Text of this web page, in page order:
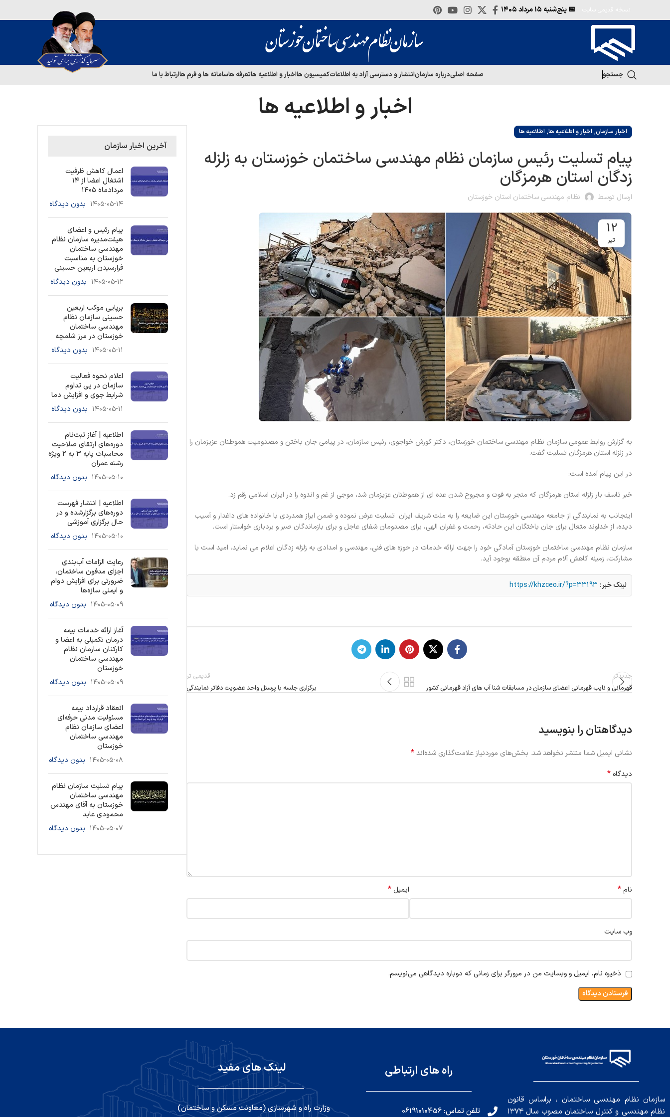
📅 پنج‌شنبه
جستجو صفحه اصلیدرباره سازمانانتشار و دسترسی آزاد به اطلاعاتکمیسیون هااخبار و اطلاعیه هاتعرفه هاسامانه ها و فرم هاارتباط با ما
اخبار و اطلاعیه ها
اخبار سازمان, اخبار و اطلاعیه ها, اطلاعیه ها
پیام تسلیت رئیس سازمان نظام مهندسی ساختمان خوزستان به زلزله
زدگان استان هرمزگان
ارسال توسط نظام مهندسی ساختمان استان خوزستان
12
تیر
به گزارش روابط عمومی سازمان نظام مهندسی ساختمان خوزستان، دکتر کورش خواجوی، رئیس سازمان، در پیامی جان باختن و مصدومیت هموطنان عزیزمان را
در زلزله استان هرمزگان تسلیت گفت.
در این پیام آمده است:
خبر تاسف بار زلزله استان هرمزگان که منجر به فوت و مجروح شدن عده ای از هموطنان عزیزمان شد، موجی از غم و اندوه را در ایران اسلامی رقم زد.
اینجانب به نمایندگی از جامعه مهندسی خوزستان این ضایعه را به ملت شریف ایران تسلیت عرض نموده و ضمن ابراز همدردی با خانواده های داغدار و آسیب
دیده، از خداوند متعال برای جان باختگان این حادثه، رحمت و غفران الهی، برای مصدومان شفای عاجل و برای بازماندگان صبر و بردباری خواستار است.
سازمان نظام مهندسی ساختمان خوزستان آمادگی خود را جهت ارائه خدمات در حوزه های فنی، مهندسی و امدادی به زلزله زدگان اعلام می نماید، امید است با
مشارکت، زمینه کاهش آلام مردم آن منطقه بوجود آید.
لینک خبر: https://khzceo.ir/?p=33193
جدیدتر
قهرمانی و نایب قهرمانی اعضای سازمان در مسابقات شنا آب های آزاد قهرمانی کشور
قدیمی تر
برگزاری جلسه با پرسنل واحد عضویت دفاتر نمایندگی
دیدگاهتان را بنویسید
نشانی ایمیل شما منتشر نخواهد شد. بخش‌های موردنیاز علامت‌گذاری شده‌اند*
دیدگاه *
نام* ایمیل *
وب‌ سایت
ذخیره نام، ایمیل و وبسایت من در مرورگر برای زمانی که دوباره دیدگاهی می‌نویسم.
آخرین اخبار سازمان
اعمال کاهش ظرفیت
اشتغال اعضا از ۱۴
مردادماه ۱۴۰۵
۱۴۰۵-۰۵-۱۴ بدون دیدگاه
پیام رئیس و اعضای
هیئت‌مدیره سازمان نظام
مهندسی ساختمان
خوزستان به مناسبت
فرارسیدن اربعین حسینی
۱۴۰۵-۰۵-۱۲ بدون دیدگاه
برپایی موکب اربعین
حسینی سازمان نظام
مهندسی ساختمان
خوزستان در مرز شلمچه
۱۴۰۵-۰۵-۱۱ بدون دیدگاه
اعلام نحوه فعالیت
سازمان در پی تداوم
شرایط جوی و افزایش دما
۱۴۰۵-۰۵-۱۱ بدون دیدگاه
اطلاعیه | آغاز ثبت‌نام
دوره‌های ارتقای صلاحیت
محاسبات پایه 3 به ۲ ویژه
رشته عمران
۱۴۰۵-۰۵-۱۰ بدون دیدگاه
اطلاعیه | انتشار فهرست
دوره‌های برگزارشده و در
حال برگزاری آموزشی
۱۴۰۵-۰۵-۱۰ بدون دیدگاه
رعایت الزامات آب‌بندی
اجزای مدفون ساختمان،
ضرورتی برای افزایش دوام
و ایمنی سازه‌ها
۱۴۰۵-۰۵-۰۹ بدون دیدگاه
آغاز ارائه خدمات بیمه
درمان تکمیلی به اعضا و
کارکنان سازمان نظام
مهندسی ساختمان
خوزستان
۱۴۰۵-۰۵-۰۹ بدون دیدگاه
انعقاد قرارداد بیمه
مسئولیت مدنی حرفه‌ای
اعضای سازمان نظام
مهندسی ساختمان
خوزستان
۱۴۰۵-۰۵-۰۸ بدون دیدگاه
پیام تسلیت سازمان نظام
مهندسی ساختمان
خوزستان به آقای مهندس
محمودی عابد
۱۴۰۵-۰۵-۰۷ بدون دیدگاه
سازمان نظام مهندسی ساختمان ، براساس قانون
نظام مهندسی و کنترل ساختمان مصوب سال ۱۳۷۴
راه های ارتباطی
تلفن تماس: 06191010456
لینک های مفید
وزارت راه و شهرسازی (معاونت مسکن و ساختمان)